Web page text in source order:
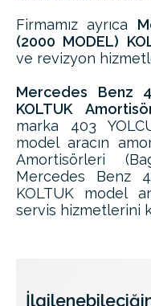
Firmamız ayrıca
(2000 MODEL)
ve revizyon
Mercedes Benz
KOLTUK
marka 403
model aracın
Amortisörleri
Mercedes Benz
KOLTUK model
servis hizmetlerini